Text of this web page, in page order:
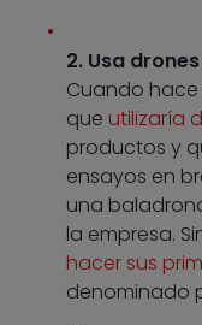
2. Usa
Cuando
que utilizaría
productos y
ensayos en
una
la empresa.
hacer sus
denominado